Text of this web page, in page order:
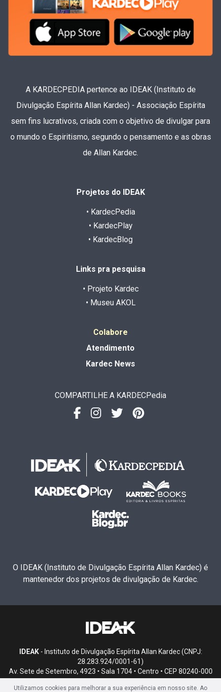
A KARDECPEDIA pertence ao IDEAK (Instituto de
Divulgação Espírita Allan Kardec) - Associação Espírita
sem fins lucrativos, criada com o objetivo de divulgar para
o mundo o Espiritismo, segundo o pensamento e as obras
de Allan Kardec.
Projetos do IDEAK
• KardecPedia
• KardecPlay
• KardecBlog
Links pra pesquisa
• Projeto Kardec
• Museu AKOL
Colabore
Atendimento
Kardec News
COMPARTILHE A KARDECPedia
O IDEAK (Instituto de Divulgação Espírita Allan Kardec) é
mantenedor dos projetos de divulgação de Kardec.
IDEAK- Instituto de Divulgação Espírita Allan Kardec (CNPJ:
28.283.924/0001-61)
Av. Sete de Setembro, 4923 • Sala 1704 • Centro • CEP 80240-000
Utilizamos cookies para melhorar a sua experiência em nosso site. Ao